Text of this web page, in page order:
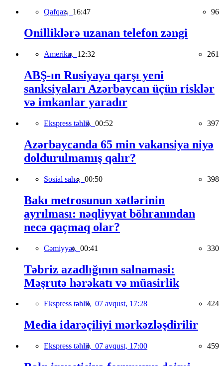
Qafqaz, 16:47 96
Onilliklərə uzanan telefon zəngi
Amerika, 12:32 261
ABŞ-ın Rusiyaya qarşı yeni
sanksiyaları Azərbaycan üçün risklər
və imkanlar yaradır
Ekspress təhlil, 00:52 397
Azərbaycanda 65 min vakansiya niyə
doldurulmamış qalır?
Sosial sahə, 00:50 398
Bakı metrosunun xətlərinin
ayrılması: nəqliyyat böhranından
necə qaçmaq olar?
Cəmiyyət, 00:41 330
Təbriz azadlığının salnaməsi:
Məşrutə hərəkatı və müasirlik
Ekspress təhlil, 07 avqust, 17:28 424
Media idarəçiliyi mərkəzləşdirilir
Ekspress təhlil, 07 avqust, 17:00 459